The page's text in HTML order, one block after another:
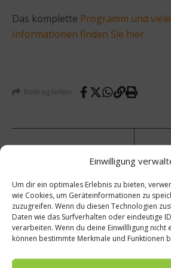
Einwilligung
Um dir ein optimales Erlebnis zu bieten,
wie Cookies, um Geräteinformationen zu
zuzugreifen. Wenn du diesen Technologien
Daten wie das Surfverhalten oder eindeutige
verarbeiten. Wenn du deine Einwillligung nicht
können bestimmte Merkmale und Funktionen
Das komplette Programm und
Informationen finden Sie hier
Beitrag teilen
:
Karam
ellisie
rter
Lachs
Ciabat
Nächster
Die
ökolog
ische
Land-
und
smitte